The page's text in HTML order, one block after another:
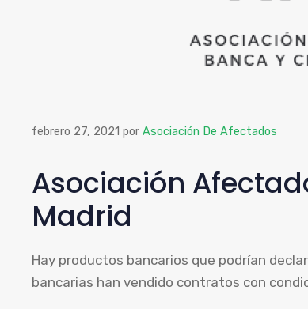
febrero 27, 2021 por Asociación De Afectados
Asociación
Madrid
Hay productos bancarios que podrían
bancarias han vendido contratos con